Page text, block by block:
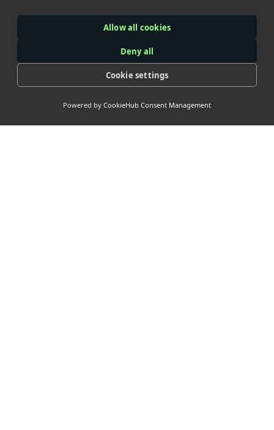
Allow all cookies
Deny all
Cookie settings
Powered by CookieHub Consent Management